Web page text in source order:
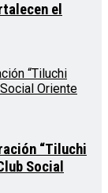
el
“Tiluchi
Social